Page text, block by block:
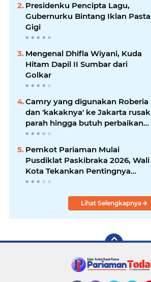
Presidenku Pencipta Lagu,
Gubernurku Bintang Iklan Pasta
Gigi
Mengenal Dhifla Wiyani, Kuda
Hitam Dapil II Sumbar dari
Golkar
Camry yang digunakan Roberia
dan 'kakaknya' ke Jakarta rusak
parah hingga butuh perbaikan
200 juta
Pemkot Pariaman Mulai
Pusdiklat Paskibraka 2026, Wali
Kota Tekankan Pentingnya
Disiplin
Lihat Selengkapnya